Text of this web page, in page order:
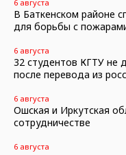
6 августа
В Баткенском районе
для борьбы с
6 августа
32 студентов КГТУ не
после перевода из
6 августа
Ошская и Иркутская
сотрудничестве
6 августа